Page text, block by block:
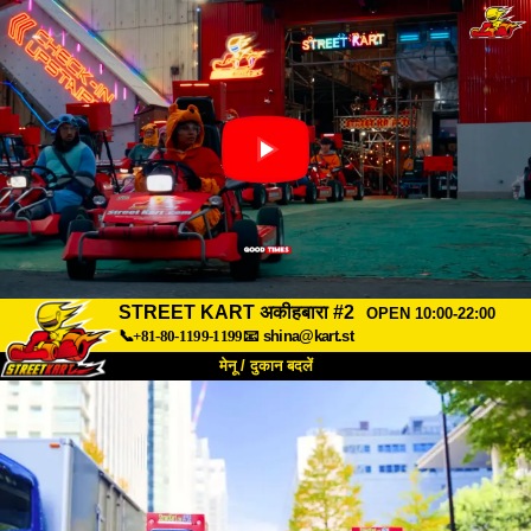
STREET KART अकीहबारा #2
OPEN 10:00-22:00
📞+81-80-1199-1199📧 shina@kart.st
मेनू / दुकान बदलें
हमारे बारे में कीमत
FAQ